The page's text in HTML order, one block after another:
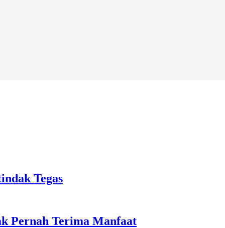
Tegas
Pernah Terima Manfaat